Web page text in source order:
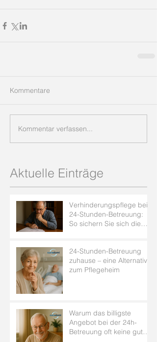
Kommentare
Kommentar verfassen...
Aktuelle Einträge
Verhinderungspflege bei
24-Stunden-Betreuung:
So sichern Sie sich die
24-Stunden-Betreuung
zuhause – eine Alternative
zum Pflegeheim
Warum das billigste
Angebot bei der 24h-
Betreuung oft keine gute